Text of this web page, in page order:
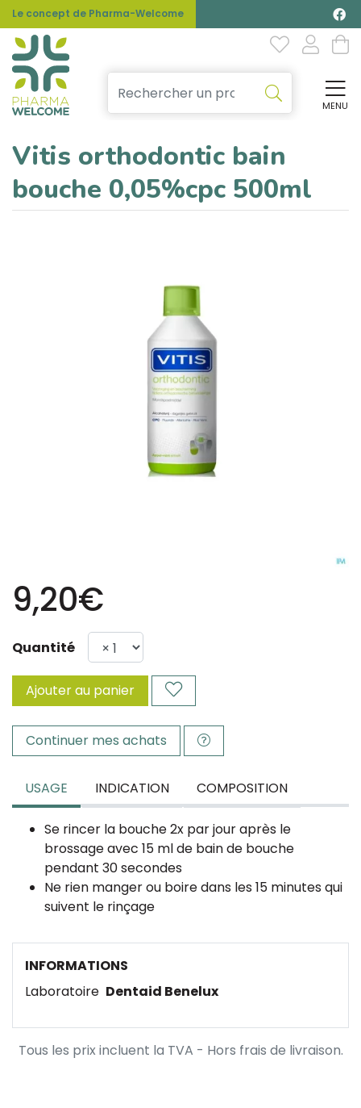
Le concept de Pharma-Welcome
MENU
Vitis orthodontic bain
bouche 0,05%cpc 500ml
9,20€
Quantité
Ajouter au panier
Continuer mes achats
USAGE INDICATION COMPOSITION
Se rincer la bouche 2x par jour après le
brossage avec 15 ml de bain de bouche
pendant 30 secondes
Ne rien manger ou boire dans les 15 minutes qui
suivent le rinçage
INFORMATIONS
Laboratoire Dentaid Benelux
Tous les prix incluent la TVA - Hors frais de livraison.